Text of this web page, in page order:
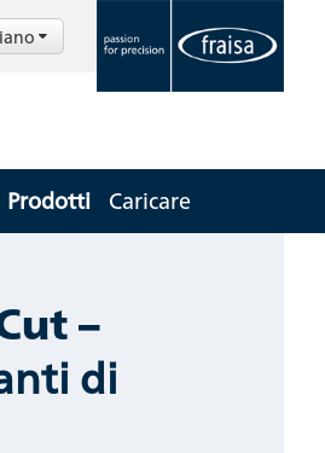
Prodotti Caricare
–
di